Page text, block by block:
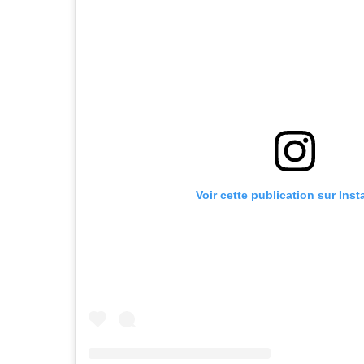
Voir cette publication sur